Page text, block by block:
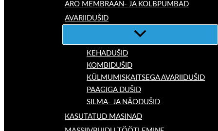
ARO MEMBRAAN- JA KOLBPUMBAD
AVARIIDUŠID
KEHADUŠID
KOMBIDUŠID
KÜLMUMISKAITSEGA AVARIIDUŠID
PAAGIGA DUŠID
SILMA- JA NÄODUŠID
KASUTATUD MASINAD